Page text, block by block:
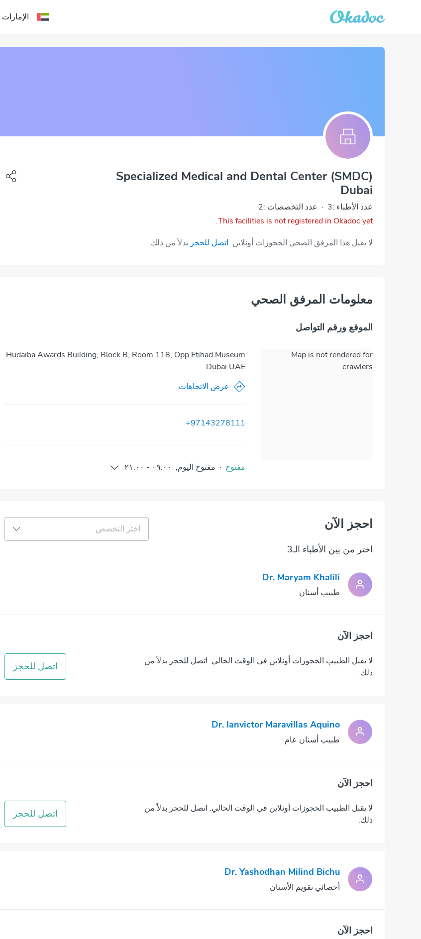
Specialized Medical and Dental Center (SMDC)
Dubai
عدد الأطباء :3 · عدد التخصصات :2
This facilities is not registered in Okadoc yet.
لا يقبل هذا المرفق الصحي الحجوزات أونلاين. اتصل للحجز بدلاً من ذلك.
معلومات المرفق الصحي
الموقع ورقم التواصل
Map is not rendered for
crawlers
Hudaiba Awards Building, Block B, Room 118, Opp Etihad Museum
Dubai UAE
عرض الاتجاهات
+97143278111
مفتوح · مفتوح اليوم, ٠٩:٠٠ - ٢١:٠٠
احجز الآن اختر التخصص
اختر من بين الأطباء الـ3
Dr. Maryam Khalili
طبيب أسنان
احجز الآن
لا يقبل الطبيب الحجوزات أونلاين في الوقت الحالي. اتصل للحجز بدلاً من
ذلك.
اتصل للحجز
Dr. Ianvictor Maravillas Aquino
طبيب أسنان عام
احجز الآن
لا يقبل الطبيب الحجوزات أونلاين في الوقت الحالي. اتصل للحجز بدلاً من
ذلك.
اتصل للحجز
Dr. Yashodhan Milind Bichu
أخصائي تقويم الأسنان
احجز الآن